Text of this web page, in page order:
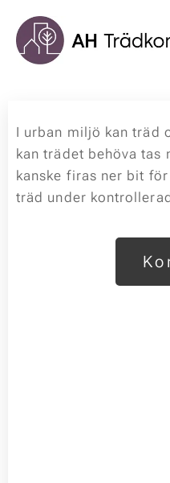
I urban miljö kan träd
kan trädet behöva tas
kanske firas ner bit
träd under